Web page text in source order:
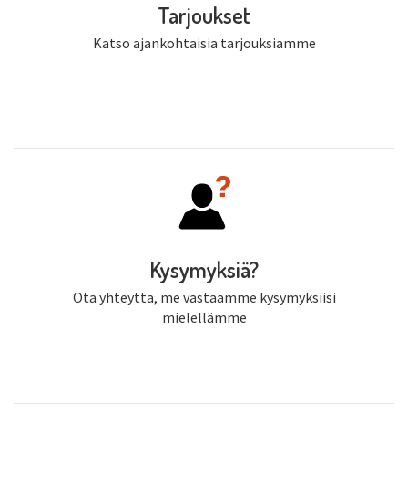
Tarjoukset
Katso ajankohtaisia tarjouksiamme
Kysymyksiä?
Ota yhteyttä, me vastaamme kysymyksiisi
mielellämme